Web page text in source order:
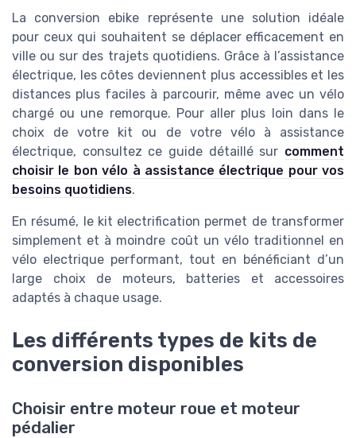
La conversion ebike représente une solution idéale
pour ceux qui souhaitent se déplacer efficacement en
ville ou sur des trajets quotidiens. Grâce à l’assistance
électrique, les côtes deviennent plus accessibles et les
distances plus faciles à parcourir, même avec un vélo
chargé ou une remorque. Pour aller plus loin dans le
choix de votre kit ou de votre vélo à assistance
électrique, consultez ce guide détaillé sur comment
choisir le bon vélo à assistance électrique pour vos
besoins quotidiens.
En résumé, le kit electrification permet de transformer
simplement et à moindre coût un vélo traditionnel en
vélo electrique performant, tout en bénéficiant d’un
large choix de moteurs, batteries et accessoires
adaptés à chaque usage.
Les différents types de kits de
conversion disponibles
Choisir entre moteur roue et moteur
pédalier